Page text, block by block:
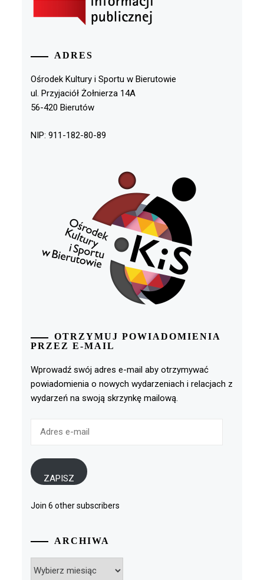
ADRES
Ośrodek Kultury i Sportu w Bierutowie
ul. Przyjaciół Żołnierza 14A
56-420 Bierutów
NIP: 911-182-80-89
OTRZYMUJ POWIADOMIENIA
PRZEZ E-MAIL
Wprowadź swój adres e-mail aby otrzymywać
powiadomienia o nowych wydarzeniach i relacjach z
wydarzeń na swoją skrzynkę mailową.
ZAPISZ
Join 6 other subscribers
ARCHIWA